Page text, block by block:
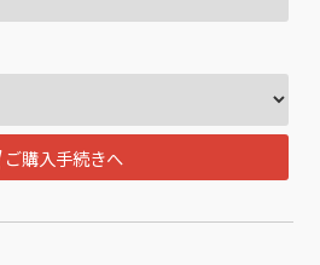
ご購入手続きへ